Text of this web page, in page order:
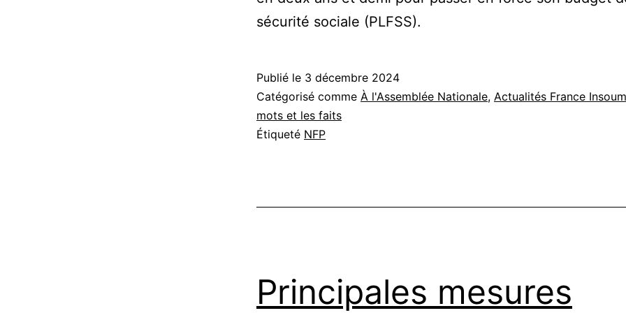
sécurité sociale (PLFSS).
Publié le 3 décembre 2024
Catégorisé comme À l'Assemblée Nationale, Actualités France
mots et les faits
Étiqueté NFP
Principales mesures